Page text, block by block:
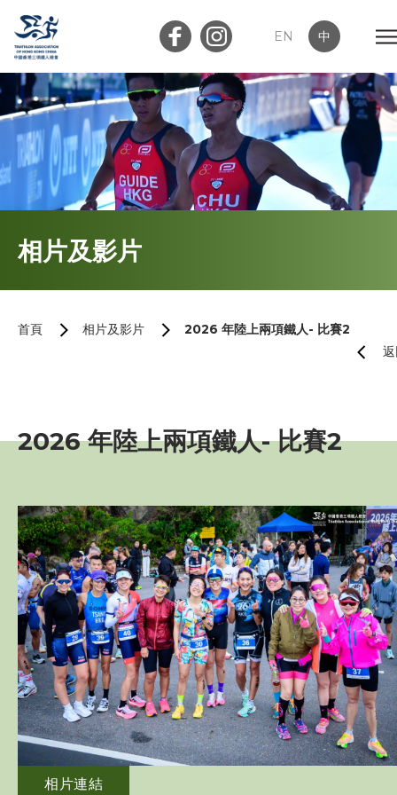
EN 中
會員登入 屬會登入
首頁
三項鐵人代表隊
教練
工作人員
贊助商 / 宣傳
相片及影片
相片及影片
首頁 相片及影片
2026 年陸上兩項鐵人- 比賽2
2026 年陸上兩項鐵人- 比賽2
相片連結